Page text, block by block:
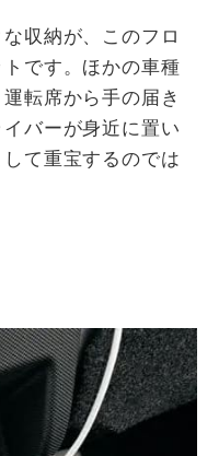
収納が、このフロ
です。ほかの車種
転席から手の届き
バーが身近に置い
て重宝するのでは